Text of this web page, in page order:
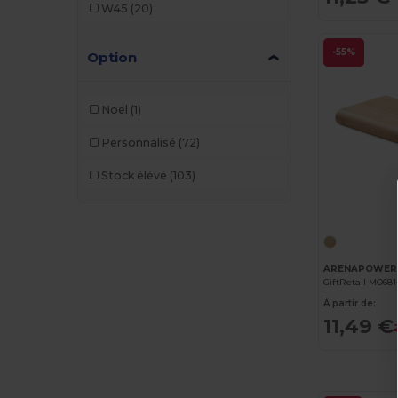
W45 (20)
Option
Noel (1)
Personnalisé (72)
Stock élévé (103)
-55%
GiftRetail MO6814
À partir de:
11,49 €